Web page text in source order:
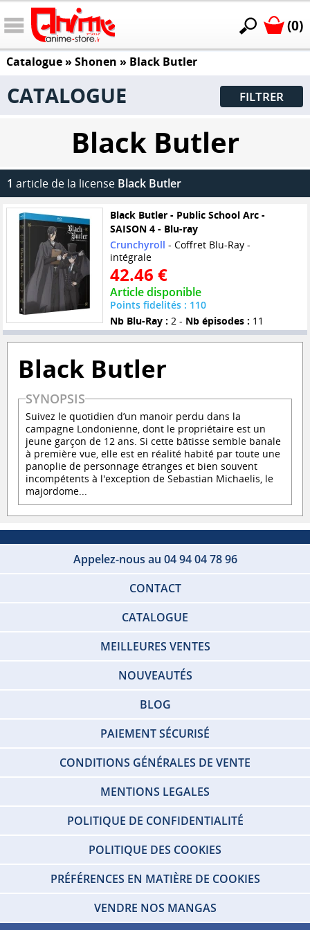
(0)
Catalogue» Shonen » Black Butler
CATALOGUE FILTRER
Black Butler
1 article de la license Black Butler
Black Butler - Public School Arc -
SAISON 4 - Blu-ray
Crunchyroll - Coffret Blu-Ray -
intégrale
42.46 €
Article disponible
Points fidelités : 110
Nb Blu-Ray : 2 - Nb épisodes : 11
Black Butler
SYNOPSIS
Suivez le quotidien d’un manoir perdu dans la
campagne Londonienne, dont le propriétaire est un
jeune garçon de 12 ans. Si cette bâtisse semble banale
à première vue, elle est en réalité habité par toute une
panoplie de personnage étranges et bien souvent
incompétents à l'exception de Sebastian Michaelis, le
majordome...
Appelez-nous au 04 94 04 78 96
CONTACT
CATALOGUE
MEILLEURES VENTES
NOUVEAUTÉS
BLOG
PAIEMENT SÉCURISÉ
CONDITIONS GÉNÉRALES DE VENTE
MENTIONS LEGALES
POLITIQUE DE CONFIDENTIALITÉ
POLITIQUE DES COOKIES
PRÉFÉRENCES EN MATIÈRE DE COOKIES
VENDRE NOS MANGAS